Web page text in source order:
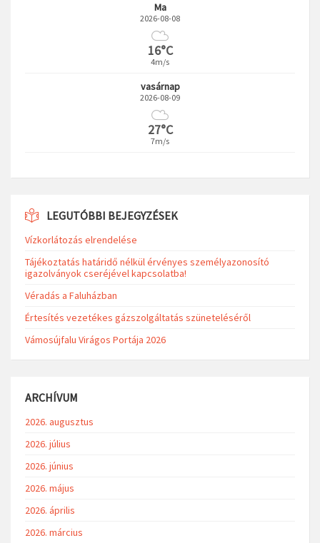
Ma
2026-08-08
16°C
4m/s
vasárnap
2026-08-09
27°C
7m/s
LEGUTÓBBI BEJEGYZÉSEK
Vízkorlátozás elrendelése
Tájékoztatás határidő nélkül érvényes személyazonosító
igazolványok cseréjével kapcsolatba!
Véradás a Faluházban
Értesítés vezetékes gázszolgáltatás szüneteléséről
Vámosújfalu Virágos Portája 2026
ARCHÍVUM
2026. augusztus
2026. július
2026. június
2026. május
2026. április
2026. március